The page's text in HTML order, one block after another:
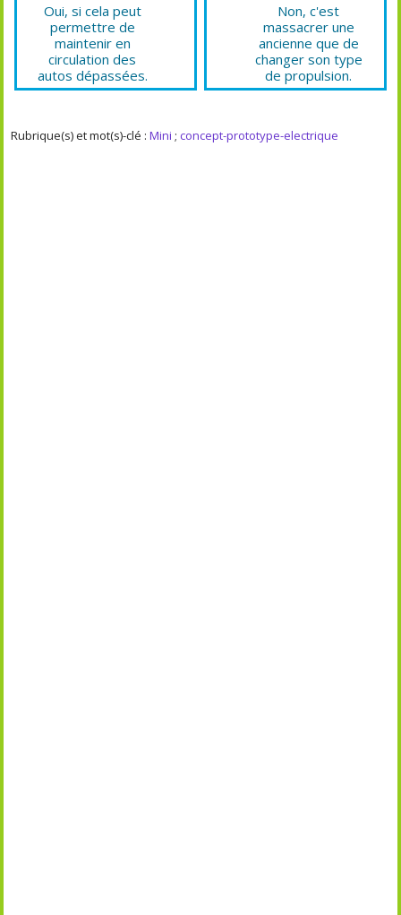
Oui, si cela peut
permettre de
maintenir en
circulation des
autos dépassées.
Non, c'est
massacrer une
ancienne que de
changer son type
de propulsion.
Rubrique(s) et mot(s)-clé :Mini ;concept-prototype-electrique